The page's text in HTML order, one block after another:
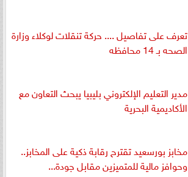
تعرف على تفاصيل .... حركة تنقلات لوكلاء وزارة
الصحه بـ 14 محافظه
مدير التعليم الإلكتروني بليبيا يبحث التعاون مع
الأكاديمية البحرية
مخابز بورسعيد تقترح رقابة ذكية على المخابز..
وحوافز مالية للمتميزين مقابل جودة...